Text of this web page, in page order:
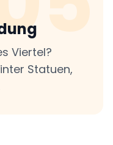
Viertel?
Statuen,